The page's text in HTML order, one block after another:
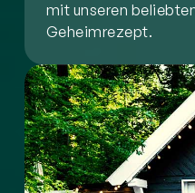
mit unseren
Geheimrezept.